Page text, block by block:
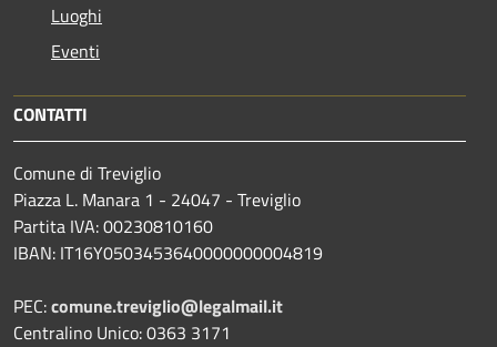
Luoghi
Eventi
CONTATTI
Comune di Treviglio
Piazza L. Manara 1 - 24047 - Treviglio
Partita IVA: 00230810160
IBAN: IT16Y0503453640000000004819
PEC:comune.treviglio@legalmail.it
Centralino Unico: 0363 3171